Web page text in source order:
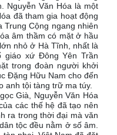
Nguyễn Văn Hóa là một
đã tham gia hoạt động
Trung Cộng ngang nhiên
âm thầm có mặt ở hầu
nhỏ ở Hà Tĩnh, nhất là
giáo xứ Đông Yên Trần
trong đoàn người khởi
Đặng Hữu Nam cho đến
anh tội tàng trữ ma túy.
Già, Nguyễn Văn Hóa
các thế hệ đã tạo nên
ra trong thời đại mà văn
tộc đều nằm ở số âm.